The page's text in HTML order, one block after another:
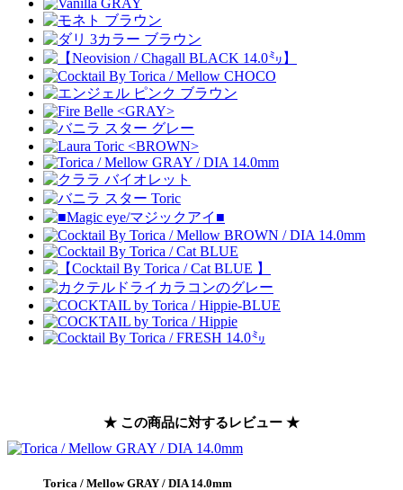
★ この商品に対するレビュー ★
Torica / Mellow GRAY / DIA 14.0mm